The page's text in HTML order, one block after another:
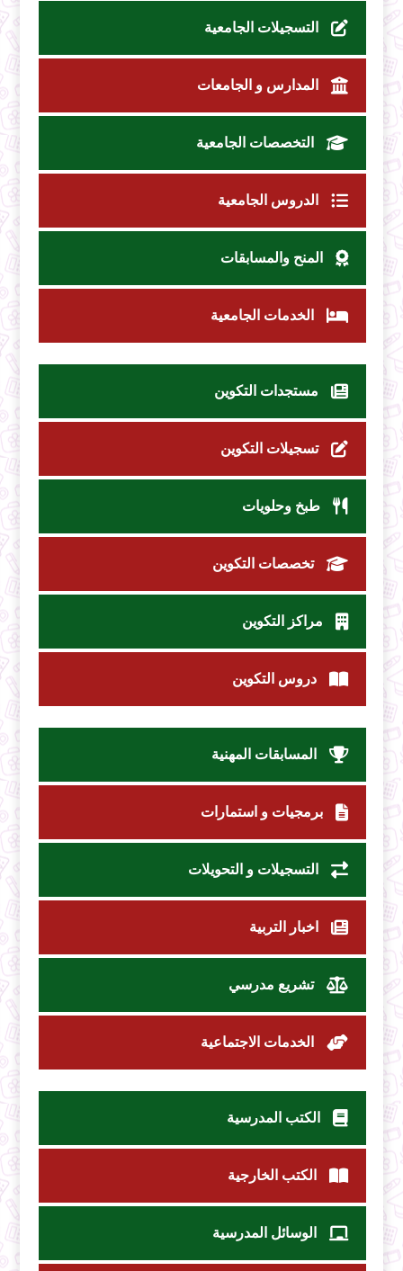
التسجيلات الجامعية
المدارس و الجامعات
التخصصات الجامعية
الدروس الجامعية
المنح والمسابقات
الخدمات الجامعية
مستجدات التكوين
تسجيلات التكوين
طبخ وحلويات
تخصصات التكوين
مراكز التكوين
دروس التكوين
المسابقات المهنية
برمجيات و استمارات
التسجيلات و التحويلات
اخبار التربية
تشريع مدرسي
الخدمات الاجتماعية
الكتب المدرسية
الكتب الخارجية
الوسائل المدرسية